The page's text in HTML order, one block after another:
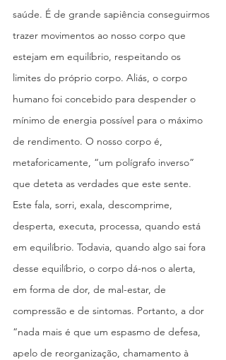
saúde. É de grande sapiência conseguirmos
trazer movimentos ao nosso corpo que
estejam em equilíbrio, respeitando os
limites do próprio corpo. Aliás, o corpo
humano foi concebido para despender o
mínimo de energia possível para o máximo
de rendimento. O nosso corpo é,
metaforicamente, “um polígrafo inverso”
que deteta as verdades que este sente.
Este fala, sorri, exala, descomprime,
desperta, executa, processa, quando está
em equilíbrio. Todavia, quando algo sai fora
desse equilíbrio, o corpo dá-nos o alerta,
em forma de dor, de mal-estar, de
compressão e de sintomas. Portanto, a dor
“nada mais é que um espasmo de defesa,
apelo de reorganização, chamamento à